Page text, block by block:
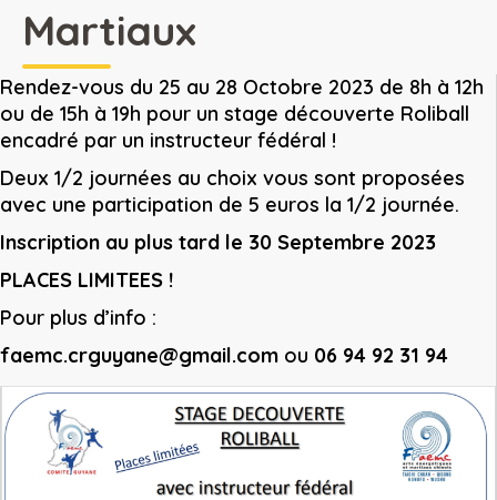
Martiaux
Rendez-vous du 25 au 28 Octobre 2023 de 8h à 12h
ou de 15h à 19h pour un stage découverte Roliball
encadré par un instructeur fédéral !
Deux 1/2 journées au choix vous sont proposées
avec une participation de 5 euros la 1/2 journée.
Inscription au plus tard le 30 Septembre 2023
PLACES LIMITEES !
Pour plus d’info :
faemc.crguyane@gmail.com ou 06 94 92 31 94